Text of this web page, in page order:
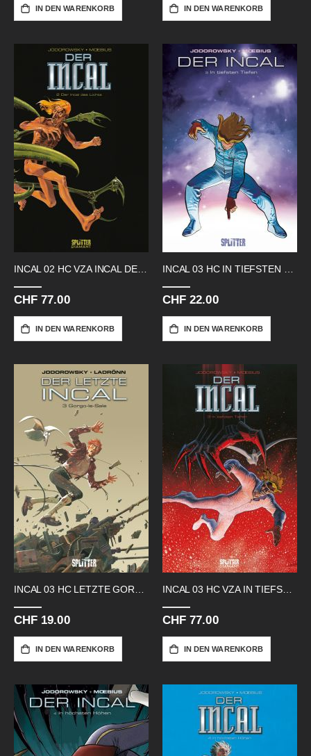
IN DEN WARENKORB IN DEN WARENKORB
INCAL 02 HC VZA INCAL DES LICHTS
CHF 77.00
IN DEN WARENKORB
CHF 22.00
IN DEN WARENKORB
CHF 19.00
IN DEN WARENKORB
INCAL 03 HC VZA IN TIEFSTEN TIEFEN
CHF 77.00
IN DEN WARENKORB